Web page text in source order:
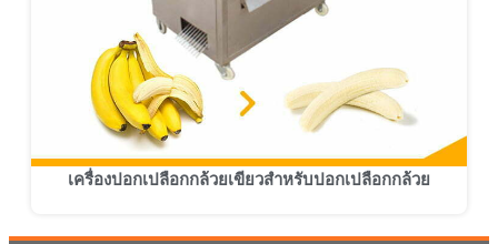
เครื่องปอกเปลือกกล้วยเขียวสำหรับปอกเปลือกกล้วย